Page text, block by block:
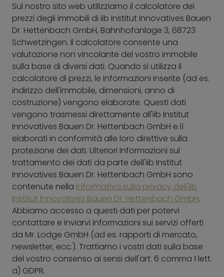
Sul nostro sito web utilizziamo il calcolatore dei
prezzi degli immobili di iib Institut Innovatives Bauen
Dr. Hettenbach GmbH, Bahnhofanlage 3, 68723
Schwetzingen. Il calcolatore consente una
valutazione non vincolante del vostro immobile
sulla base di diversi dati. Quando si utilizza il
calcolatore di prezzi, le informazioni inserite (ad es.
indirizzo dell'immobile, dimensioni, anno di
costruzione) vengono elaborate. Questi dati
vengono trasmessi direttamente all'iib Institut
Innovatives Bauen Dr. Hettenbach GmbH e lì
elaborati in conformità alle loro direttive sulla
protezione dei dati. Ulteriori informazioni sul
trattamento dei dati da parte dell'iib Institut
Innovatives Bauen Dr. Hettenbach GmbH sono
contenute nella Informativa sulla privacy dell'iib
Institut Innovatives Bauen Dr. Hettenbach GmbH.
Abbiamo accesso a questi dati per potervi
contattare e inviarvi informazioni sui servizi offerti
da Mr. Lodge GmbH (ad es. rapporti di mercato,
newsletter, ecc.). Trattiamo i vostri dati sulla base
del vostro consenso ai sensi dell'art. 6 comma 1 lett.
a) GDPR.